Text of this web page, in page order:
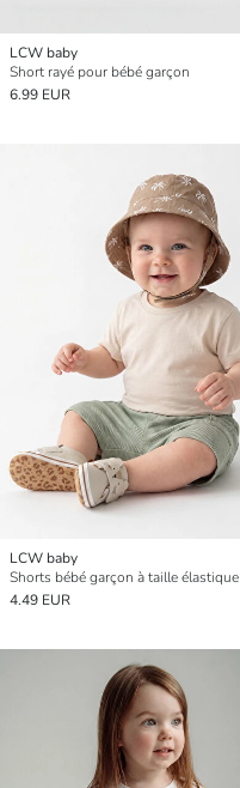
LCW baby
Short rayé pour bébé garçon
6.99 EUR
LCW baby
Shorts bébé garçon à taille élastique
4.49 EUR